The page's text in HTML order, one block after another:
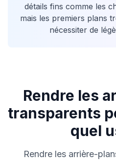
détails fins comme les
mais les premiers plans
nécessiter de
Rendre les
transparents
quel
Rendre les arrière-